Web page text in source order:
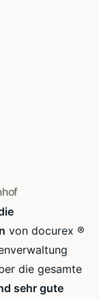
von docurex ®
die gesamte
sehr gute